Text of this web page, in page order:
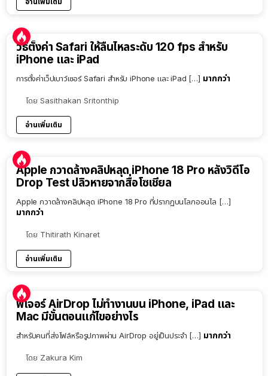
วิธีตั้งค่า Safari ให้ลื่นไหลระดับ 120 fps สำหรับ
iPhone และ iPad
การตั้งค่าเว็ปเบาว์เซอร์ Safari สำหรับ iPhone และ iPad […] มากกว่า
โดย Sasithakan Sritonthip
อ่านเพิ่มเติม
Apple กวาดล้างคลิปหลุด iPhone 18 Pro หลังวิดีโอ
Drop Test ปลิวหายจากสื่อโซเชียล
Apple กวาดล้างคลิปหลุด iPhone 18 Pro ที่ปรากฏบนโลกออนไล […]
มากกว่า
โดย Thitirath Kinaret
อ่านเพิ่มเติม
ฟีเจอร์ AirDrop ไม่ทำงานบน iPhone, iPad และ
Mac มีขั้นตอนแก้ไขอย่างไร
สำหรับคนที่ส่งไฟล์หรือรูปภาพผ่าน AirDrop อยู่เป็นประจำ […] มากกว่า
โดย Zakura Kim